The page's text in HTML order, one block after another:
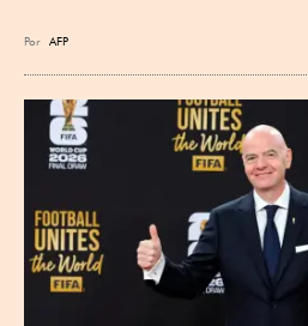
Por AFP